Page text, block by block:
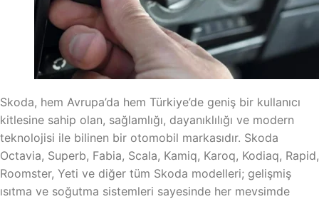
Skoda, hem Avrupa’da hem Türkiye’de geniş bir kullanıcı
kitlesine sahip olan, sağlamlığı, dayanıklılığı ve modern
teknolojisi ile bilinen bir otomobil markasıdır. Skoda
Octavia, Superb, Fabia, Scala, Kamiq, Karoq, Kodiaq, Rapid,
Roomster, Yeti ve diğer tüm Skoda modelleri; gelişmiş
ısıtma ve soğutma sistemleri sayesinde her mevsimde